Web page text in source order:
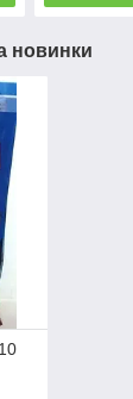
новинки